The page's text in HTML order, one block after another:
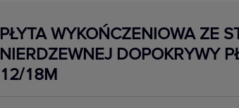
PŁYTA WYKOŃCZENIOWA ZE
NIERDZEWNEJ DOPOKRYWY
12/18M